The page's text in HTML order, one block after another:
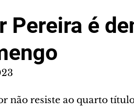
Pereira é
não resiste ao quarto